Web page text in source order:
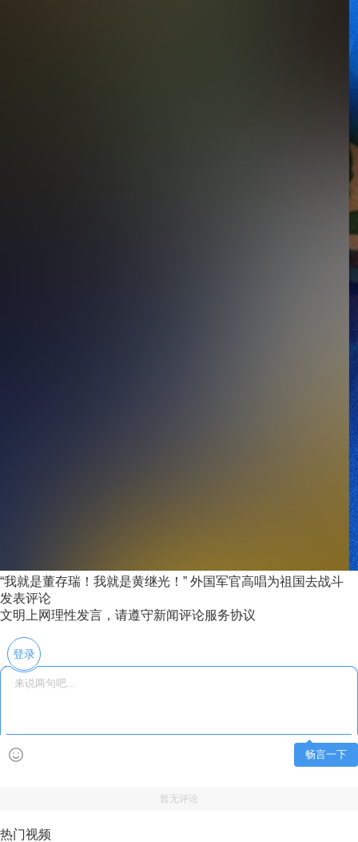
“我就是董存瑞！我就是黄继光！” 外国军官高唱为祖国去战斗
发表评论
文明上网理性发言，请遵守新闻评论服务协议
登录
畅言一下
暂无评论
热门视频